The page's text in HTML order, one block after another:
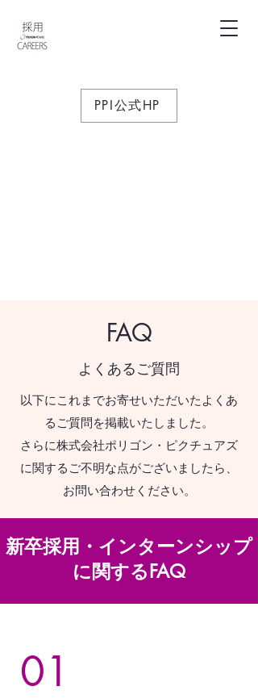
PPI公式HP
FAQ
​よくあるご質問
以下にこれまでお寄せいただいたよくあ
るご質問を掲載いたしました。
さらに株式会社ポリゴン・ピクチュアズ
に関するご不明な点がございましたら、
お問い合わせください。
新卒採用・インターンシップ
に関するFAQ
01